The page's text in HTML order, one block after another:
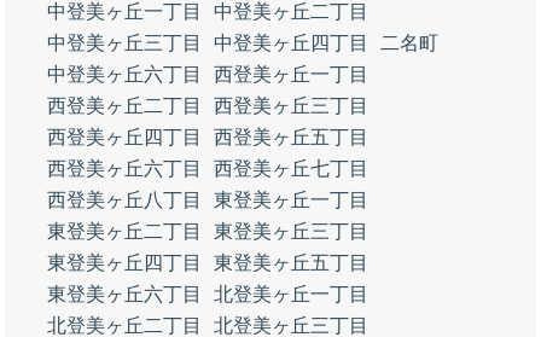
中登美ヶ丘一丁目
中登美ヶ丘二丁目
中登美ヶ丘三丁目
中登美ヶ丘四丁目
二名町
中登美ヶ丘六丁目
西登美ヶ丘一丁目
西登美ヶ丘二丁目
西登美ヶ丘三丁目
西登美ヶ丘四丁目
西登美ヶ丘五丁目
西登美ヶ丘六丁目
西登美ヶ丘七丁目
西登美ヶ丘八丁目
東登美ヶ丘一丁目
東登美ヶ丘二丁目
東登美ヶ丘三丁目
東登美ヶ丘四丁目
東登美ヶ丘五丁目
東登美ヶ丘六丁目
北登美ヶ丘一丁目
北登美ヶ丘二丁目
北登美ヶ丘三丁目